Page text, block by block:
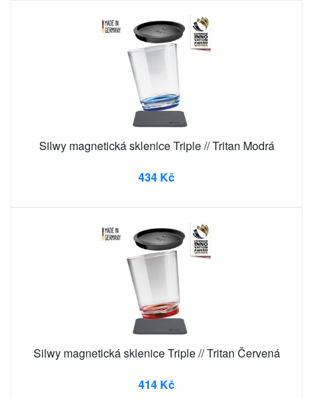
Silwy magnetická sklenice Triple // Tritan Modrá
434 Kč
Silwy magnetická sklenice Triple // Tritan Červená
414 Kč